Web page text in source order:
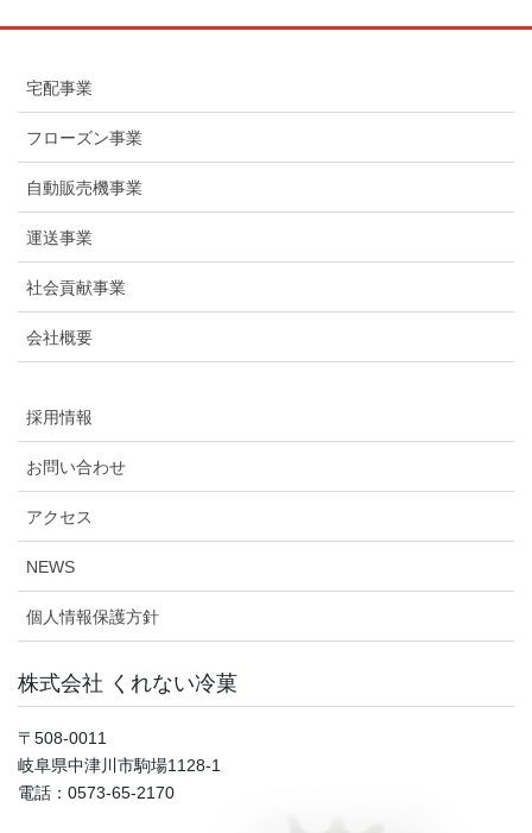
宅配事業
フローズン事業
自動販売機事業
運送事業
社会貢献事業
会社概要
採用情報
お問い合わせ
アクセス
NEWS
個人情報保護方針
株式会社 くれない冷菓
〒508-0011
岐阜県中津川市駒場1128-1
電話：0573-65-2170